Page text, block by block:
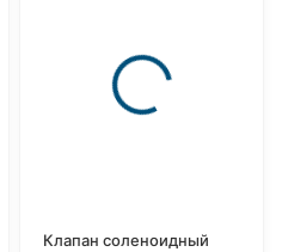
Клапан соленоидный